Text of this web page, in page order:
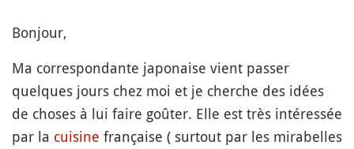
Bonjour,
Ma correspondante japonaise vient passer
quelques jours chez moi et je cherche des idées
de choses à lui faire goûter. Elle est très intéressée
par la cuisine française ( surtout par les mirabelles